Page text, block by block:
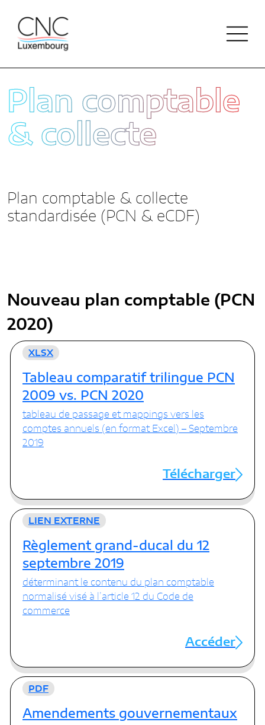
ACTUALITÉS
QUI SOMMES-NOUS
NOS MISSIONS
PUBLICATIONS
RAPPORTS D’ACTIVITÉS
AUTRES DOCUMENTS
FREN
Plan comptable
& collecte
Plan comptable & collecte
standardisée (PCN & eCDF)
Nouveau plan comptable (PCN
2020)
XLSX
Tableau comparatif trilingue PCN
2009 vs. PCN 2020
tableau de passage et mappings vers les
comptes annuels (en format Excel) – Septembre
2019
Télécharger
LIEN EXTERNE
Règlement grand-ducal du 12
septembre 2019
déterminant le contenu du plan comptable
normalisé visé à l’article 12 du Code de
commerce
Accéder
PDF
Amendements gouvernementaux